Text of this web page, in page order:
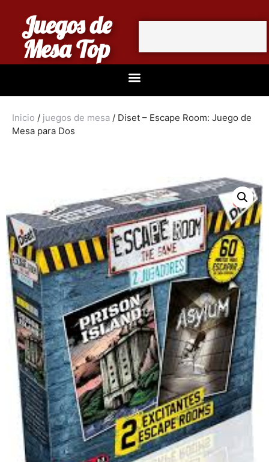
Juegos de
Mesa Top
Inicio / juegos de mesa / Diset – Escape Room: Juego de
Mesa para Dos